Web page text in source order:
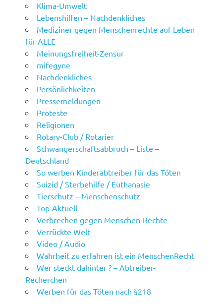
Klima-Umwelt
Lebenshilfen – Nachdenkliches
Mediziner gegen Menschenrechte auf Leben
für ALLE
Meinungsfreiheit-Zensur
mifegyne
Nachdenkliches
Persönlichkeiten
Pressemeldungen
Proteste
Religionen
Rotary-Club / Rotarier
Schwangerschaftsabbruch – Liste –
Deutschland
So werben Kinderabtreiber für das Töten
Suizid / Sterbehilfe / Euthanasie
Tierschutz – Menschenschutz
Top-Aktuell
Verbrechen gegen Menschen-Rechte
Verrückte Welt
Video / Audio
Wahrheit zu erfahren ist ein MenschenRecht
Wer steckt dahinter ? – Abtreiber-
Recherchen
Werben für das Töten nach §218